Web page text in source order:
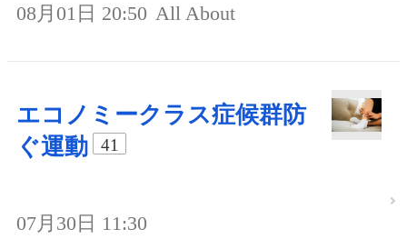
08月01日 20:50 All About
エコノミークラス症候群防
ぐ運動
41
07月30日 11:30